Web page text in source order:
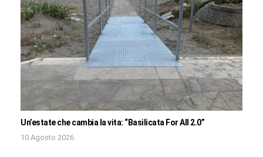
Un’estate che cambia la vita: “Basilicata For All 2.0”
10 Agosto 2026